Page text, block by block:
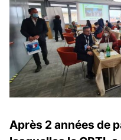
Après 2 années de